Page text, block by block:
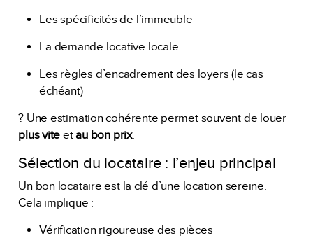
Les spécificités de l’immeuble
La demande locative locale
Les règles d’encadrement des loyers (le cas
échéant)
? Une estimation cohérente permet souvent de louer
plus vite etau bon prix.
Sélection du locataire : l’enjeu principal
Un bon locataire est la clé d’une location sereine.
Cela implique :
Vérification rigoureuse des pièces